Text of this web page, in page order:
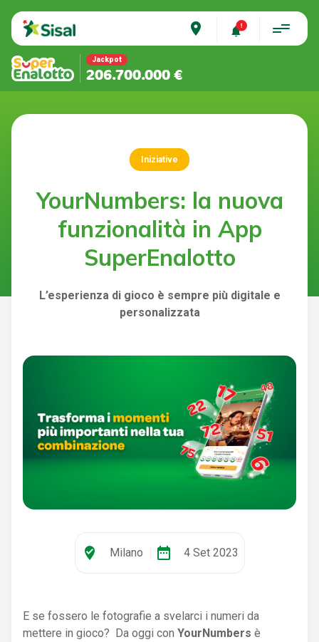
place
Jackpot
206.700.000 €
Iniziative
YourNumbers: la nuova
funzionalità in App
SuperEnalotto
L’esperienza di gioco è sempre più digitale e
personalizzata
where_to_vote Milano date_range 4 Set 2023
E se fossero le fotografie a svelarci i numeri da
mettere in gioco? Da oggi con YourNumbers è